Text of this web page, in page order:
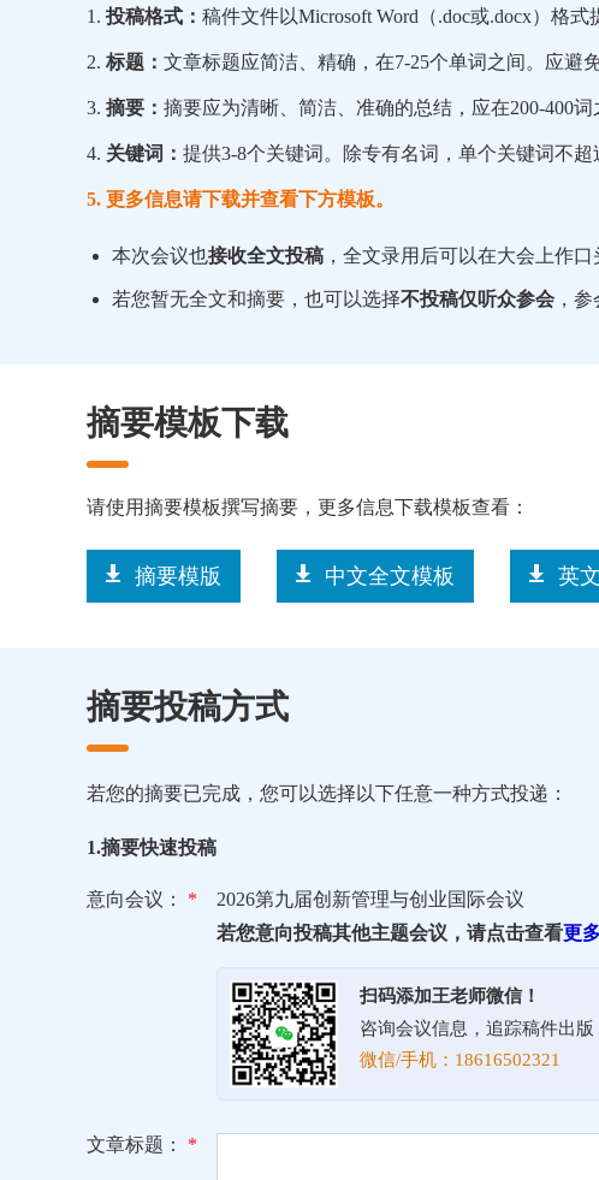
1. 投稿格式： 稿件文件以Microsoft Word（.doc或.docx）格式
2. 标题： 文章标题应简洁、精确，在7-25个单词之间。应避
3. 摘要： 摘要应为清晰、简洁、准确的总结，应在200-400
4. 关键词： 提供3-8个关键词。除专有名词，单个关键词不超
5. 更多信息请下载并查看下方模板。
本次会议也接收全文投稿 ，全文录用后可以在大会上作
若您暂无全文和摘要，也可以选择不投稿仅听众参会 ，
摘要模板下载
请使用摘要模板撰写摘要，更多信息下载模板查看：
摘要模版 中文全文模板 英
摘要投稿方式
若您的摘要已完成，您可以选择以下任意一种方式投递：
1.摘要快速投稿
意向会议： *
2026第九届创新管理与创业国际会议
若您意向投稿其他主题会议，请点击查看更
扫码添加王老师微信！
咨询会议信息，追踪稿件出版
微信/手机：18616502321
文章标题： *